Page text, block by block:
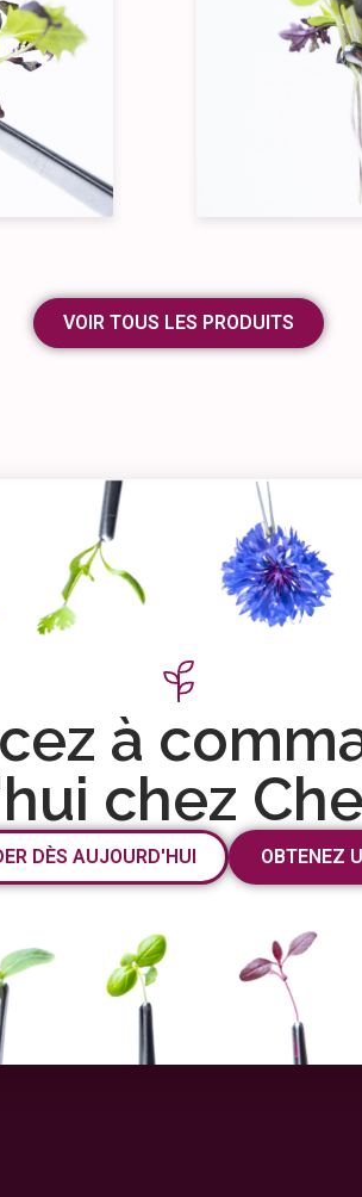
VOIR TOUS LES PRODUITS
à
chez
DÈS AUJOURD'HUI OBTENEZ